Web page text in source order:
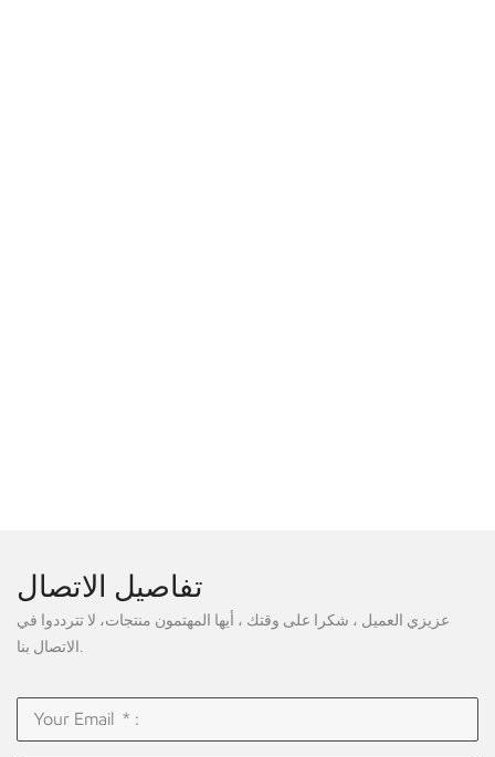
تفاصيل الاتصال
عزيزي العميل ، شكرا على وقتك ، أيها المهتمون منتجات، لا تترددوا في
الاتصال بنا.